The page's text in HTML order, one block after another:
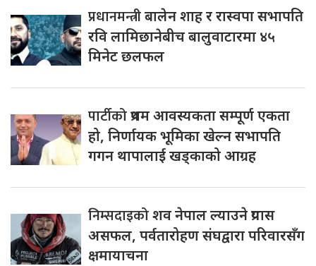
प्रधानमन्त्रीबालेन शाह र रास्वपा सभापति
रवि लामिछानेबीच बालुवाटारमा ४५
मिनेट छलफल
पार्टीकोप्रथम आवस्यकता सम्पूर्ण एकता
हो, निर्णायक भूमिका खेल्न सभापति
गगन थापालाई खड्काको आग्रह
निम्सदाइकोशव नेपाल ल्याउने प्रयास
असफल, पर्वतारोहण संघद्वारा परिवारसँग
क्षमायाचना